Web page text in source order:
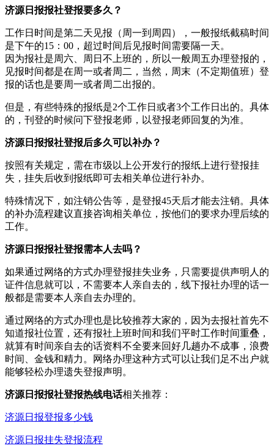
济源日报报社登报要多久？
工作日时间是第二天见报（周一到周四），一般报纸截稿时间
是下午的15：00，超过时间后见报时间需要隔一天。
因为报社是周六、周日不上班的，所以一般周五办理登报的，
见报时间都是在周一或者周二，当然，周末（不定期值班）登
报的话也是要周一或者周二出报的。
但是，有些特殊的报纸是2个工作日或者3个工作日出的。具体
的，刊登的时候问下登报老师，以登报老师回复的为准。
济源日报报社登报后多久可以补办？
按照有关规定，需在市级以上公开发行的报纸上进行登报挂
失，挂失后收到报纸即可去相关单位进行补办。
特殊情况下，如注销公告等，是登报45天后才能去注销。具体
的补办流程建议直接咨询相关单位，按他们的要求办理后续的
工作。
济源日报报社登报需本人去吗？
如果通过网络的方式办理登报挂失业务，只需要提供声明人的
证件信息就可以，不需要本人亲自去的，线下报社办理的话一
般都是需要本人亲自去办理的。
通过网络的方式办理也是比较推荐大家的，因为去报社首先不
知道报社位置，还有报社上班时间和我们平时工作时间重叠，
就算有时间亲自去的话资料不全要来回好几趟办不成事，浪费
时间、金钱和精力。网络办理这种方式可以让我们足不出户就
能够轻松办理遗失登报声明。
济源日报报社登报热线电话相关推荐：
济源日报登报多少钱
济源日报挂失登报流程